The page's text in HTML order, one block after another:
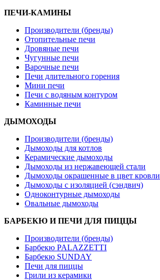
ПЕЧИ-КАМИНЫ
Производители (бренды)
Отопительные печи
Дровяные печи
Чугунные печи
Варочные печи
Печи длительного горения
Мини печи
Печи с водяным контуром
Каминные печи
ДЫМОХОДЫ
Производители (бренды)
Дымоходы для котлов
Керамические дымоходы
Дымоходы из нержавеющей стали
Дымоходы окрашенные в цвет кровли
Дымоходы с изоляцией (сэндвич)
Одноконтурные дымоходы
Овальные дымоходы
БАРБЕКЮ И ПЕЧИ ДЛЯ ПИЦЦЫ
Производители (бренды)
Барбекю PALAZZETTI
Барбекю SUNDAY
Печи для пиццы
Грили из керамики